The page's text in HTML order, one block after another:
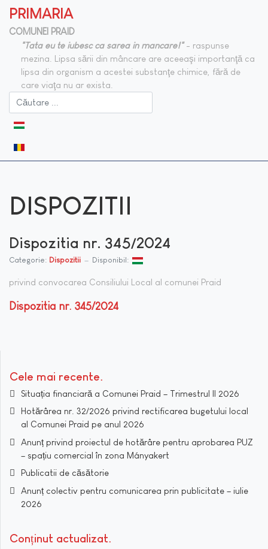
PRIMARIA
COMUNEI PRAID
"Tata eu te iubesc ca sarea in mancare!"- raspunse
mezina. Lipsa sării din mâncare are aceeaşi importanţă ca
lipsa din organism a acestei substanţe chimice, fără de
care viaţa nu ar exista.
DISPOZITII
Dispozitia nr. 345/2024
Categorie: Dispozitii Disponibil:
privind convocarea Consiliului Local al comunei Praid
Dispozitia nr. 345/2024
Cele mai recente
Situația financiară a Comunei Praid – Trimestrul II 2026
Hotărârea nr. 32/2026 privind rectificarea bugetului local
al Comunei Praid pe anul 2026
Anunț privind proiectul de hotărâre pentru aprobarea PUZ
– spațiu comercial în zona Mányakert
Publicatii de căsătorie
Anunț colectiv pentru comunicarea prin publicitate – iulie
2026
Conținut actualizat